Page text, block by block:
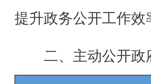
提升政务公开工作效
二、主动公开政